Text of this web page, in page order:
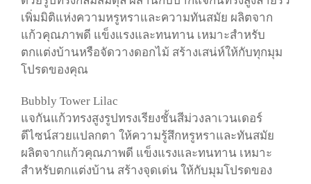
เพิ่มมิติแห่งความหรูหราและความทันสมัย ผลิตจาก
แก้วคุณภาพดี แข็งแรงและทนทาน เหมาะสำหรับ
ตกแต่งบ้านหรือจัดวางดอกไม้ สร้างเสน่ห์ให้กับทุกมุม
โปรดของคุณ
Bubbly Tower Lilac
แจกันแก้วทรงสูงรูปทรงเรียงชั้นสีม่วงลาเวนเดอร์
ดีไซน์สวยแปลกตา ให้ความรู้สึกหรูหราและทันสมัย
ผลิตจากแก้วคุณภาพดี แข็งแรงและทนทาน เหมาะ
สำหรับตกแต่งบ้าน สร้างจุดเด่น ให้กับมุมโปรดของ